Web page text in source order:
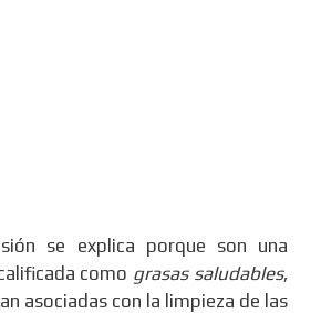
se explica porque son una
como grasas saludables,
asociadas con la limpieza de las